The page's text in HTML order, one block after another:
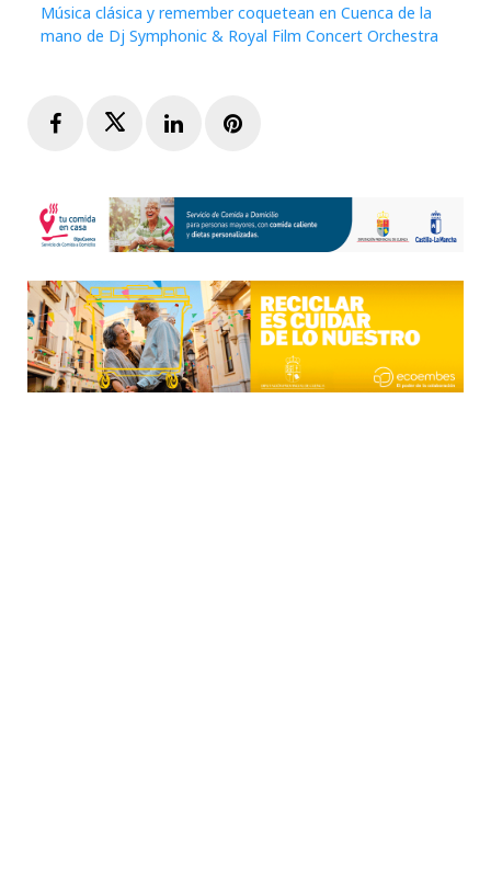
Música clásica y remember coquetean en Cuenca de la
mano de Dj Symphonic & Royal Film Concert Orchestra
FacebookTwitterLinkedInPinterest